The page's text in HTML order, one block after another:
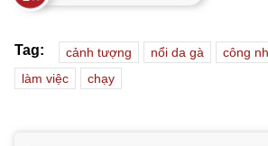
Tag: cảnh tượng nổi da gà công
làm việc
chạy